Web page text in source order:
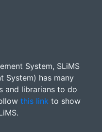
System, SLiMS
System) has many
and librarians to do
this link to show